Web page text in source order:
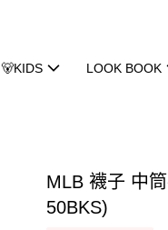
🐻KIDS LOOK BOOK
MLB 襪子 中
50BKS)